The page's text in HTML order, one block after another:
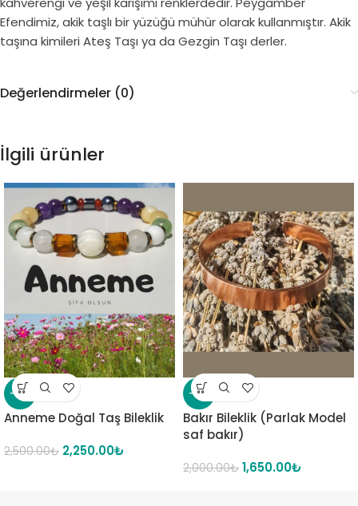
Efendimiz, akik taşlı bir yüzüğü mühür olarak kullanmıştır. Akik
taşına kimileri Ateş Taşı ya da Gezgin Taşı derler.
Değerlendirmeler (0)
İlgili ürünler
-10%
Anneme Doğal Taş Bileklik
2,500.00₺ 2,250.00₺
-18%
Bakır Bileklik (Parlak Model
saf bakır)
2,000.00₺ 1,650.00₺